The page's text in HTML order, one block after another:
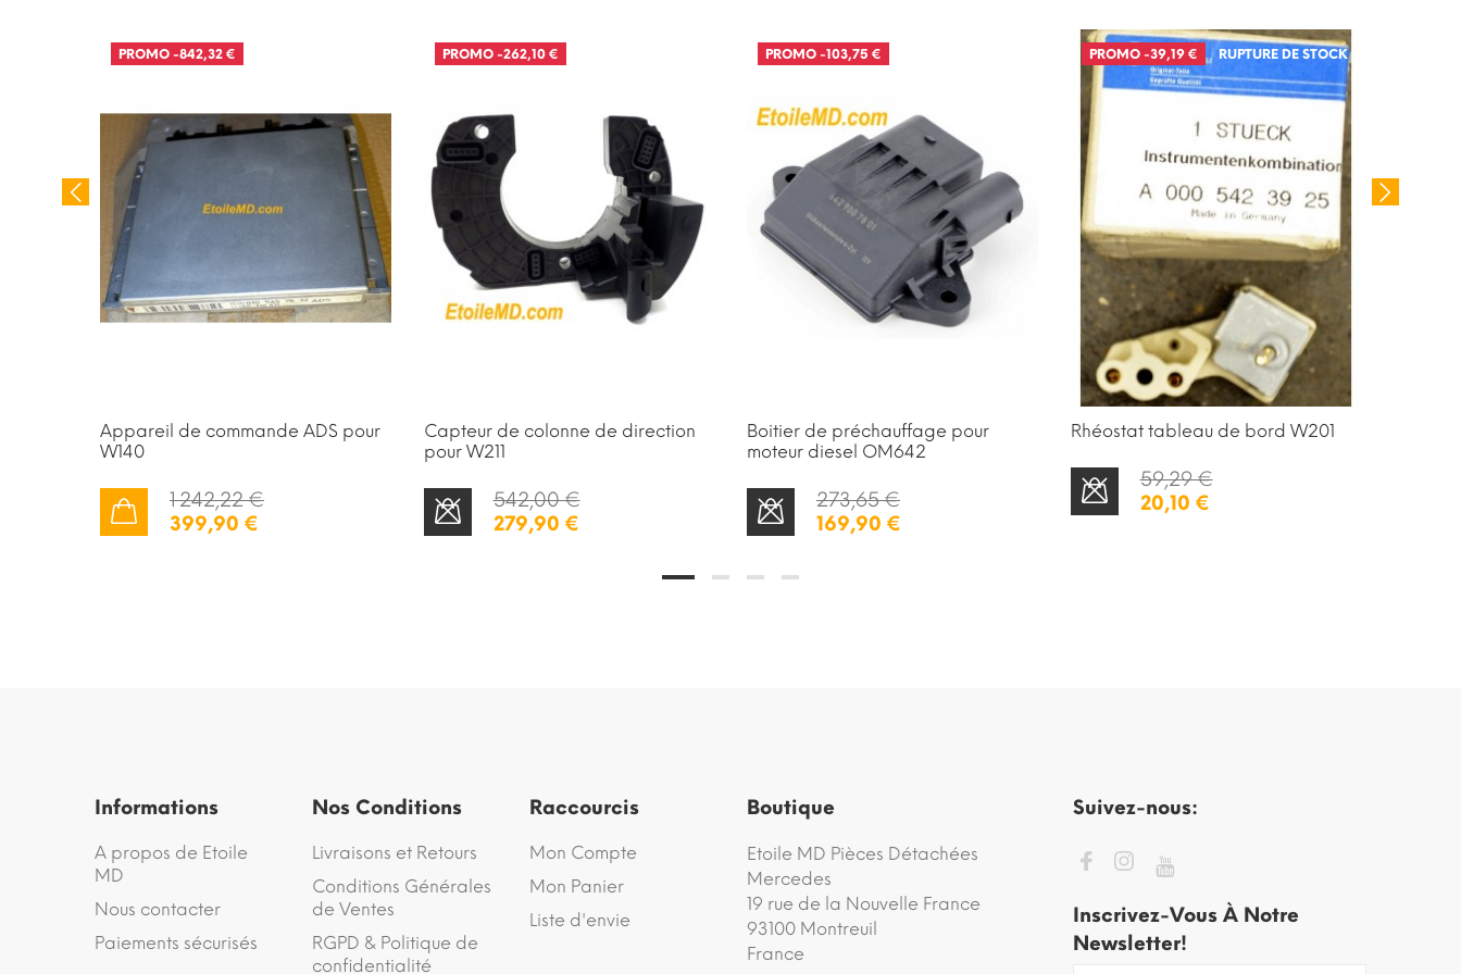
PROMO -842,32 €
Appareil de commande ADS pour
W140
1 242,22 €
399,90 €
PROMO-262,10 €
Capteur de colonne de direction
pour W211
542,00 €
279,90 €
PROMO -103,75 €
Boitier de préchauffage pour
moteur diesel OM642
273,65 €
169,90 €
PROMO-39,19 € RUPTURE DE STOCK
Rhéostat tableau de bord W201
59,29 €
20,10 €
Informations
A propos de Etoile
MD
Nous contacter
Paiements sécurisés
Nos Conditions
Livraisons et Retours
Conditions Générales
de Ventes
RGPD & Politique de
confidentialité
Raccourcis
Mon Compte
Mon Panier
Liste d'envie
Boutique
Etoile MD Pièces Détachées
Mercedes
19 rue de la Nouvelle France
93100 Montreuil
France
Suivez-nous:
Inscrivez-Vous À Notre
Newsletter!